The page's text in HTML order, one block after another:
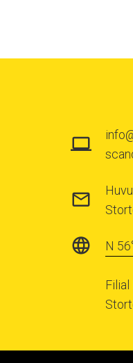
N
Filial